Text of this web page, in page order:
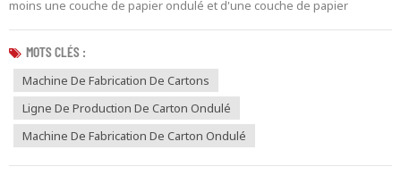
moins une couche de papier ondulé et d'une couche de papier
cartonné (également appelé carton), qui présente une bonne élasticité
et extensibilité. Principalement utilisé dans la fabrication de cartons, de
sandwichs en carton et d'autres matériaux d'emballage pour les
marchandises fragiles. Aussi connu sous le nom de carton ondulé....
MOTS CLÉS :
Machine De Fabrication De Cartons
Ligne De Production De Carton Ondulé
Machine De Fabrication De Carton Ondulé